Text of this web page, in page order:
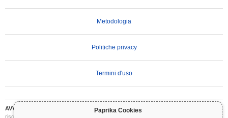
Paprika Cookies
Metodologia
Politiche privacy
Termini d'uso
AVVERTENZA IMPORTANTE:
Le criptovalute sono altamente volatili e comportano
rischi significativi. Potresti perdere parte o tutto il tuo investimento. Tutte le informazioni